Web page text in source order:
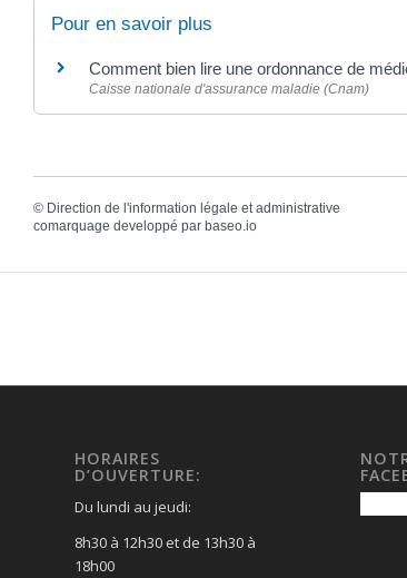
Pour en savoir plus
Comment bien lire une ordonnance de
Caisse nationale d'assurance maladie (Cnam)
© Direction de l'information légale et administrative
comarquage developpé par baseo.io
HORAIRES
D’OUVERTURE:
Du lundi au jeudi:
8h30 à 12h30 et de 13h30 à
18h00